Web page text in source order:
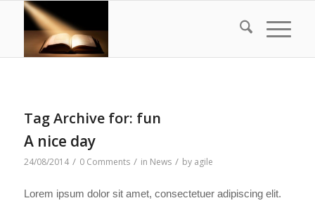
Tag Archive for: fun
A nice day
24/08/2014 / 0 Comments / in News / by agile
Lorem ipsum dolor sit amet, consectetuer adipiscing elit.